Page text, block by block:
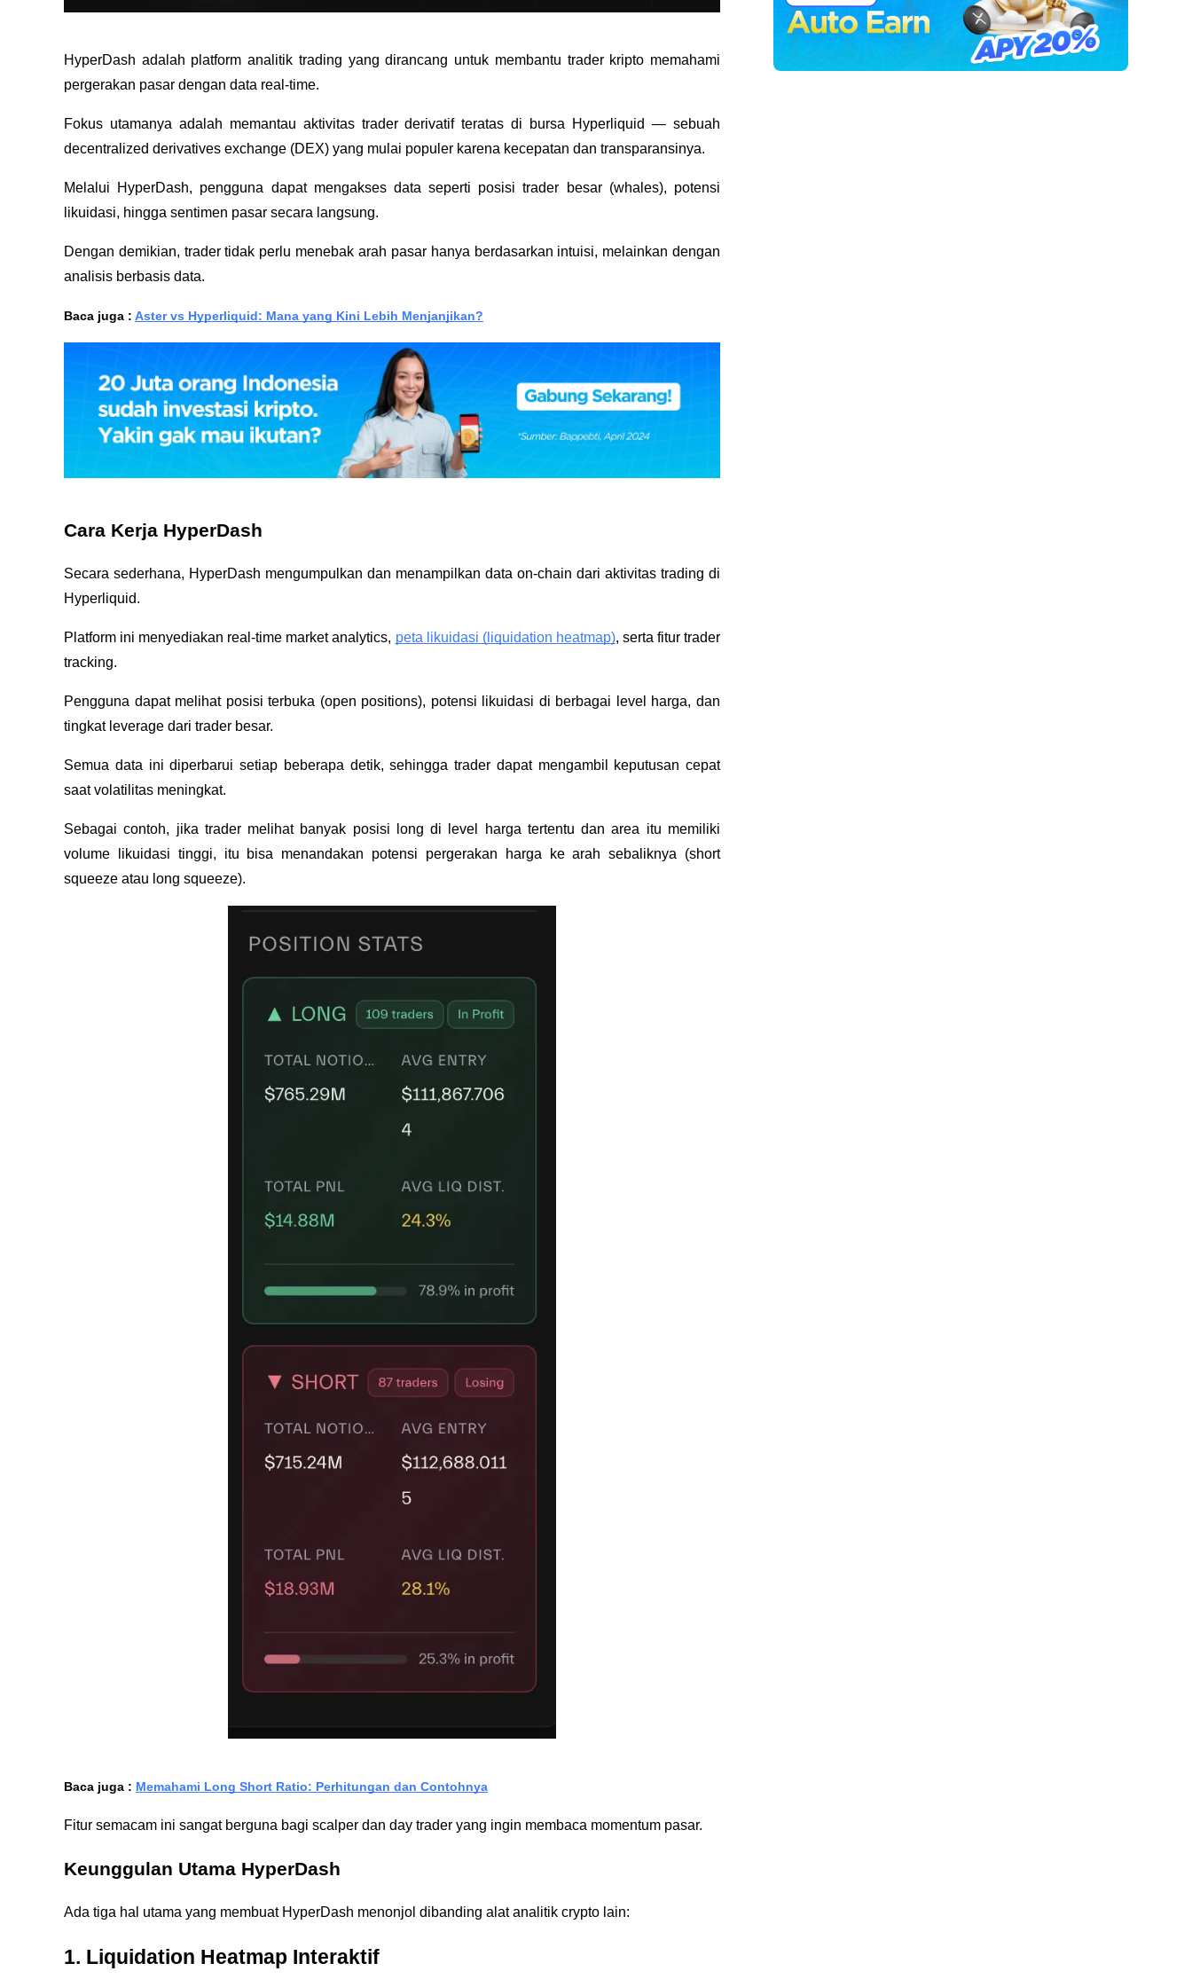
HyperDash adalah platform analitik trading yang dirancang untuk membantu trader kripto memahami
pergerakan pasar dengan data real-time.
Fokus utamanya adalah memantau aktivitas trader derivatif teratas di bursa Hyperliquid — sebuah
decentralized derivatives exchange (DEX) yang mulai populer karena kecepatan dan transparansinya.
Melalui HyperDash, pengguna dapat mengakses data seperti posisi trader besar (whales), potensi
likuidasi, hingga sentimen pasar secara langsung.
Dengan demikian, trader tidak perlu menebak arah pasar hanya berdasarkan intuisi, melainkan dengan
analisis berbasis data.
Baca juga : Aster vs Hyperliquid: Mana yang Kini Lebih Menjanjikan?
Cara Kerja HyperDash
Secara sederhana, HyperDash mengumpulkan dan menampilkan data on-chain dari aktivitas trading di
Hyperliquid.
Platform ini menyediakan real-time market analytics, peta likuidasi (liquidation heatmap), serta fitur trader
tracking.
Pengguna dapat melihat posisi terbuka (open positions), potensi likuidasi di berbagai level harga, dan
tingkat leverage dari trader besar.
Semua data ini diperbarui setiap beberapa detik, sehingga trader dapat mengambil keputusan cepat
saat volatilitas meningkat.
Sebagai contoh, jika trader melihat banyak posisi long di level harga tertentu dan area itu memiliki
volume likuidasi tinggi, itu bisa menandakan potensi pergerakan harga ke arah sebaliknya (short
squeeze atau long squeeze).
Baca juga : Memahami Long Short Ratio: Perhitungan dan Contohnya
Fitur semacam ini sangat berguna bagi scalper dan day trader yang ingin membaca momentum pasar.
Keunggulan Utama HyperDash
Ada tiga hal utama yang membuat HyperDash menonjol dibanding alat analitik crypto lain:
1. Liquidation Heatmap Interaktif